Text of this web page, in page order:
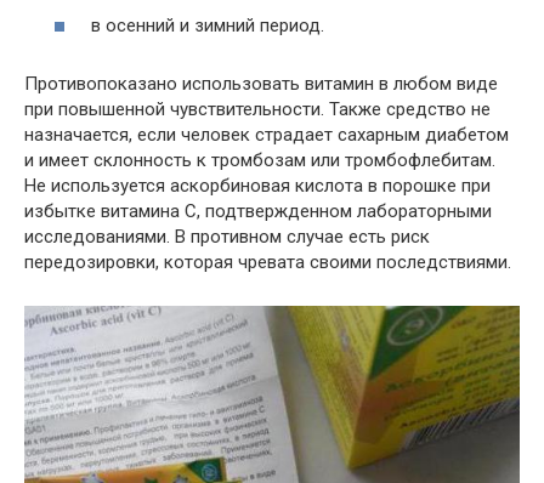
в осенний и зимний период.
Противопоказано использовать витамин в любом виде
при повышенной чувствительности. Также средство не
назначается, если человек страдает сахарным диабетом
и имеет склонность к тромбозам или тромбофлебитам.
Не используется аскорбиновая кислота в порошке при
избытке витамина С, подтвержденном лабораторными
исследованиями. В противном случае есть риск
передозировки, которая чревата своими последствиями.